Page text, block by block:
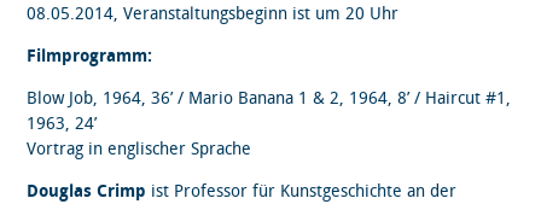
08.05.2014, Veranstaltungsbeginn ist um 20 Uhr
Filmprogramm:
Blow Job, 1964, 36’ / Mario Banana 1 & 2, 1964, 8’ / Haircut #1,
1963, 24’
Vortrag in englischer Sprache
Douglas Crimp ist Professor für Kunstgeschichte an der